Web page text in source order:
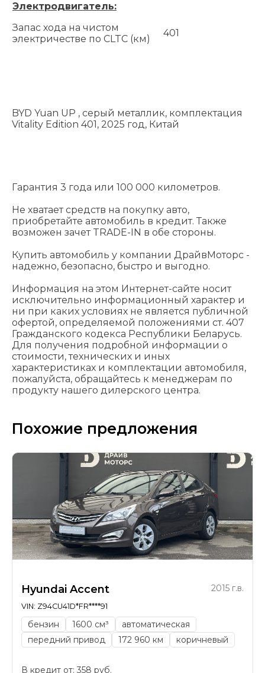
Электродвигатель:
Запас хода на чистом
электричестве по CLTC (км)
401
BYD Yuan UP , серый металлик, комплектация
Vitality Edition 401, 2025 год, Китай
Гарантия 3 года или 100 000 километров.
Не хватает средств на покупку авто,
приобретайте автомобиль в кредит. Также
возможен зачет TRADE-IN в обе стороны.
Купить автомобиль у компании ДрайвМоторс -
надежно, безопасно, быстро и выгодно.
Информация на этом Интернет-сайте носит
исключительно информационный характер и
ни при каких условиях не является публичной
офертой, определяемой положениями cт. 407
Гражданского кодекса Республики Беларусь.
Для получения подробной информации о
стоимости, технических и иных
характеристиках и комплектации автомобиля,
пожалуйста, обращайтесь к менеджерам по
продукту нашего дилерского центра.
Похожие предложения
Hyundai Accent 2015 г.в.
VIN: Z94CU41D*FR****91
бензин 1600 см³
автоматическая
передний привод
172 960 км коричневый
В кредит от: 358 руб.